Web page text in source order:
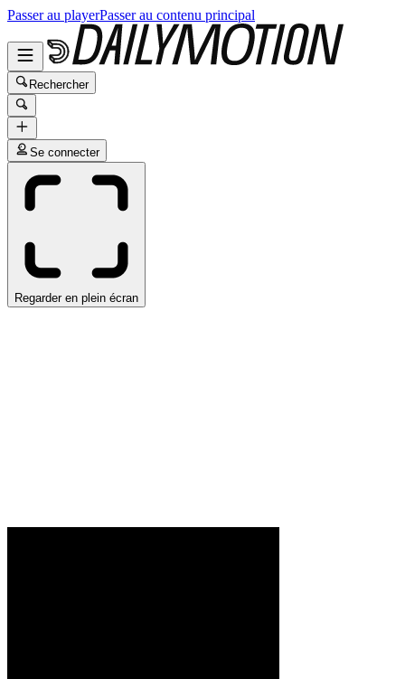
Passer au playerPasser au contenu principal
Rechercher
Se connecter
Regarder en plein écran